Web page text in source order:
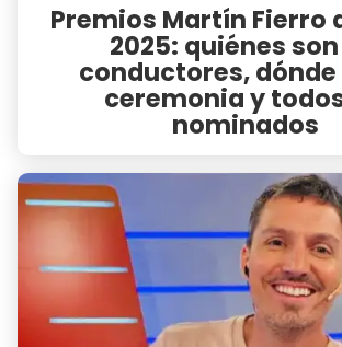
Premios Martín Fierro
2025: quiénes
conductores, dónde
ceremonia y
nominados